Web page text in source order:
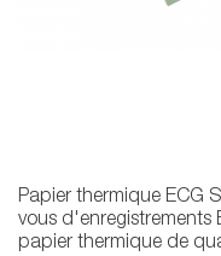
Papier thermique ECG
vous d'enregistrements
papier thermique de